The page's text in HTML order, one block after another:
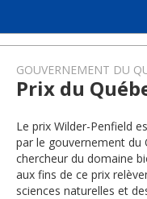
GOUVERNEMENT DU
Prix du
Le prix Wilder-Penfield
par le gouvernement du
chercheur du domaine
aux fins de ce prix
sciences naturelles et